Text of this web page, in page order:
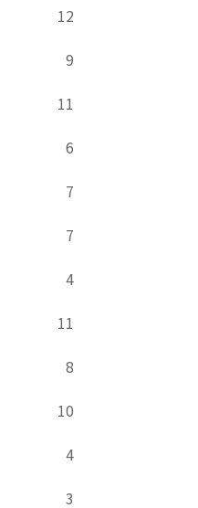
12
9
11
6
7
7
4
11
8
10
4
3